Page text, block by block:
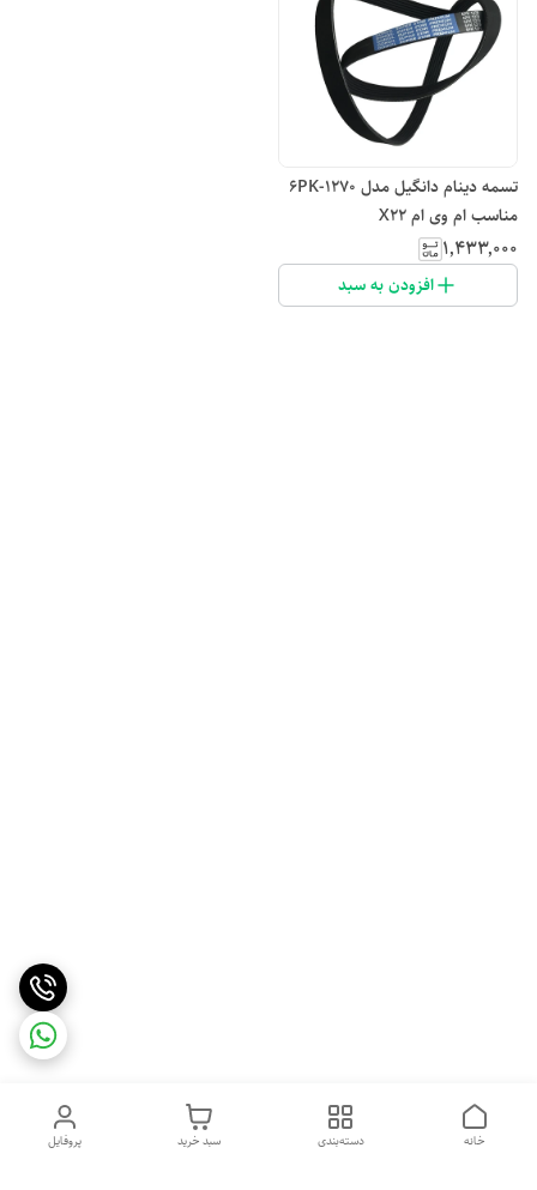
تسمه دینام دانگیل مدل 6PK-1270
مناسب ام وی ام X22
۱٬۴۳۳٬۰۰۰
افزودن به سبد
پروفایل سبد خرید دسته‌بندی خانه